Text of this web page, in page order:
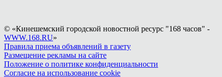
© «Кинешемский городской новостной ресурс "168 часов" -
WWW.168.RU»
Правила приема объявлений в газету
Размещение рекламы на сайте
Положение о политике конфиденциальности
Согласие на использование cookie